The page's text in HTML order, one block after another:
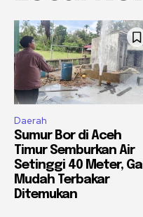
Daerah
Sumur Bor di Aceh
Timur Semburkan Air
Setinggi 40 Meter,
Mudah Terbakar
Ditemukan